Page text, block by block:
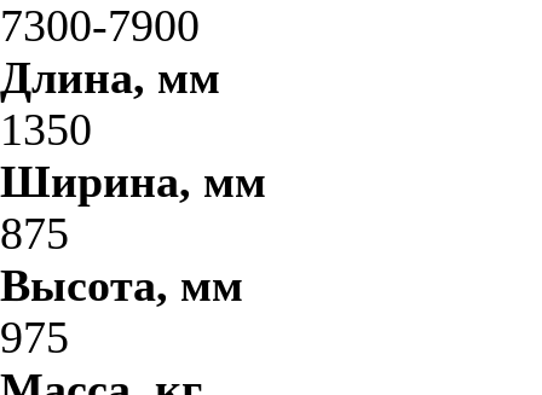
7300-7900
Длина, мм
1350
Ширина, мм
875
Высота, мм
975